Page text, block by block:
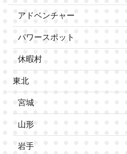
アドベンチャー
パワースポット
休暇村
東北
宮城
山形
岩手